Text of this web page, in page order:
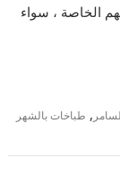
الخاصة ، سواء
, طباخات بالشهر